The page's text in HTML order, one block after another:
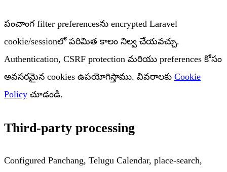
పంచాంగ filter preferencesను encrypted Laravel
cookie/sessionలో పరిమిత కాలం నిల్వ చేయవచ్చు.
Authentication, CSRF protection మరియు preferences కోసం
అవసరమైన cookies ఉపయోగిస్తాము. వివరాలకు Cookie
Policy చూడండి.
Third-party processing
Configured Panchang, Telugu Calendar, place-search,